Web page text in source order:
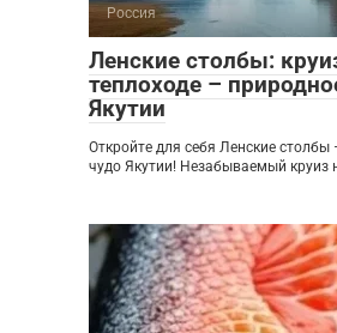
Россия
Ленские столбы:
теплоходе –
Якутии
Откройте для себя Ленские столбы
чудо Якутии! Незабываемый круиз